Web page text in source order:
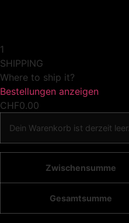
1
SHIPPING
Where to ship it?
Bestellungen anzeigen
CHF0.00
Dein Warenkorb ist derzeit leer.
Zwischensumme
Gesamtsumme